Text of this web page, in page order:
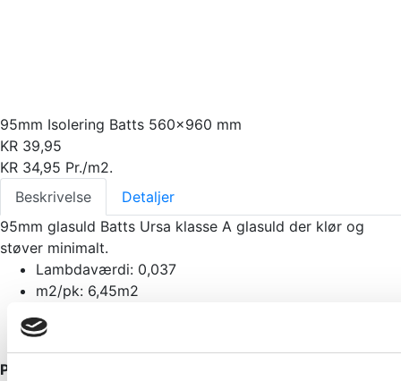
95mm Isolering Batts 560×960 mm
KR 39,95
KR 34,95 Pr./m2.
Beskrivelse
Detaljer
95mm glasuld Batts Ursa klasse A glasuld der klør og
støver minimalt.
Lambdaværdi: 0,037
m2/pk: 6,45m2
På lager